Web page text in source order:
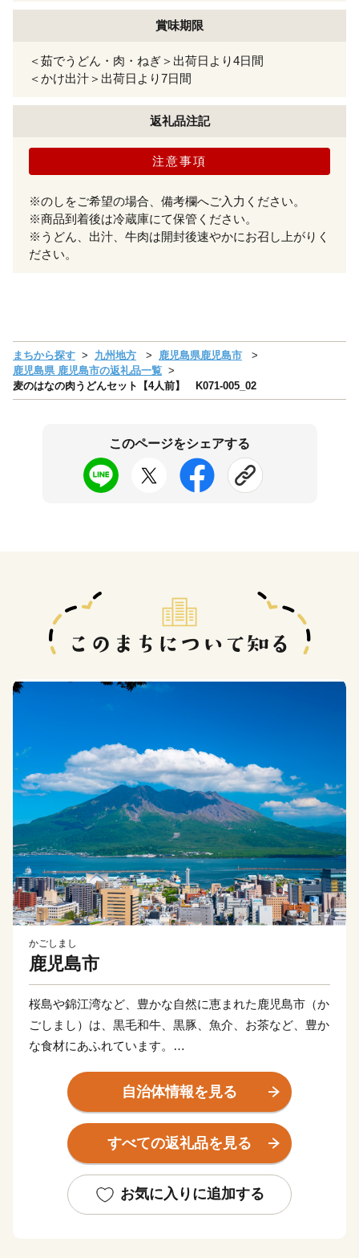
賞味期限
＜茹でうどん・肉・ねぎ＞出荷日より4日間
＜かけ出汁＞出荷日より7日間
返礼品注記
注意事項
※のしをご希望の場合、備考欄へご入力ください。
※商品到着後は冷蔵庫にて保管ください。
※うどん、出汁、牛肉は開封後速やかにお召し上がりく
ださい。
まちから探す 九州地方
鹿児島県鹿児島市
鹿児島県 鹿児島市の返礼品一覧
麦のはなの肉うどんセット【4人前】 K071-005_02
このページをシェアする
かごしまし
鹿児島市
桜島や錦江湾など、豊かな自然に恵まれた鹿児島市（か
ごしまし）は、黒毛和牛、黒豚、魚介、お茶など、豊か
な食材にあふれています。
産地ならではの味である焼酎やさつま揚げなど美味し
い“食”の宝庫です。
伝統の技を受け継ぎ、高い技術で生み出された薩摩切
また、南の交流拠点都市として各種都市機能が集積して
自治体情報を見る
すべての返礼品を見る
お気に入りに追加する